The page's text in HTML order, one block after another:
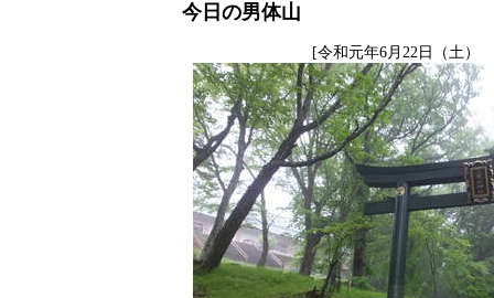
今日の男体山
[令和元年6月22日（土）